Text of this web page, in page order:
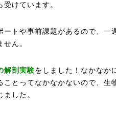
けています。
トや事前課題があるので、一
ん。
解剖実験をしました！なかなか
とってなかなかないので、生
した。